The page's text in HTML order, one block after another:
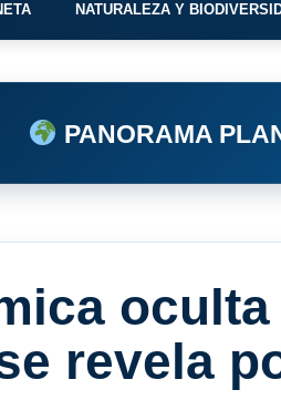
NATURALEZA Y
PANORAMA
revela